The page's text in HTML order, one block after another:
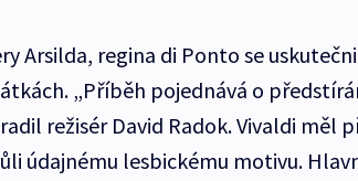
Arsilda, regina di Ponto se
„Příběh pojednává o
režisér David Radok. Vivaldi měl
údajnému lesbickému motivu.